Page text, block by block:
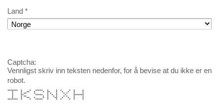
Land *
Captcha:
Vennligst skriv inn teksten nedenfor, for å bevise at du ikke er en
robot.
******* * * ***** * * * * * *
* * ** * * ** * * * * *
* * ** * * * * * * * *
* ** ***** * * * * *******
* * ** * * * * * * * *
* * ** * * * ** * * * *
******* * * ***** * * * * * *